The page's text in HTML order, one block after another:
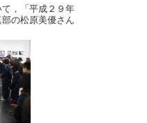
，「平成２９年
の松原美優さん